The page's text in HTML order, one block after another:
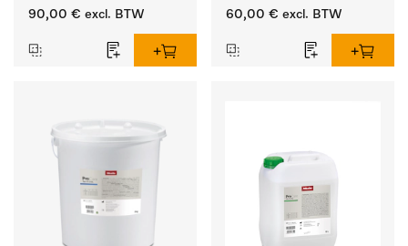
effectief verwijderen van
90,00 € excl. BTW
optimaal beschermen van
betrouwbare neutralisatie.
60,00 € excl. BTW